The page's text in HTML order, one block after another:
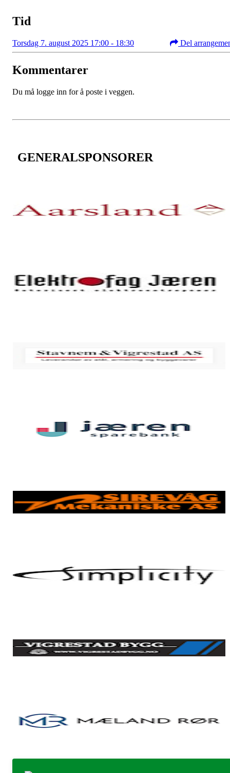
Tid
Torsdag 7. august 2025 17:00 - 18:30 Del
Kommentarer
Du må logge inn for å poste i veggen.
GENERALSPONSORER